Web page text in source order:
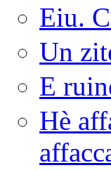
Eiu.
Un
E
Hè